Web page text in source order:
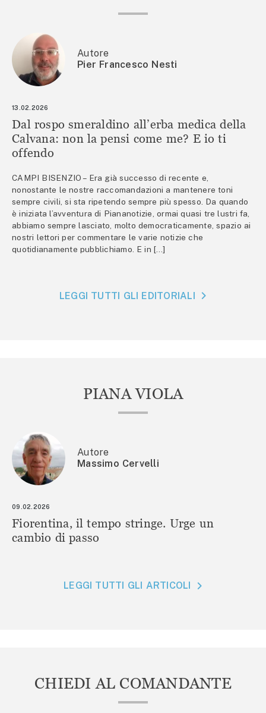
Autore
Pier Francesco Nesti
13.02.2026
Dal rospo smeraldino all’erba medica della
Calvana: non la pensi come me? E io ti
offendo
CAMPI BISENZIO – Era già successo di recente e,
nonostante le nostre raccomandazioni a mantenere toni
sempre civili, si sta ripetendo sempre più spesso. Da quando
è iniziata l’avventura di Piananotizie, ormai quasi tre lustri fa,
abbiamo sempre lasciato, molto democraticamente, spazio ai
nostri lettori per commentare le varie notizie che
quotidianamente pubblichiamo. E in […]
LEGGI TUTTI GLI EDITORIALI
PIANA VIOLA
Autore
Massimo Cervelli
09.02.2026
Fiorentina, il tempo stringe. Urge un
cambio di passo
LEGGI TUTTI GLI ARTICOLI
CHIEDI AL COMANDANTE